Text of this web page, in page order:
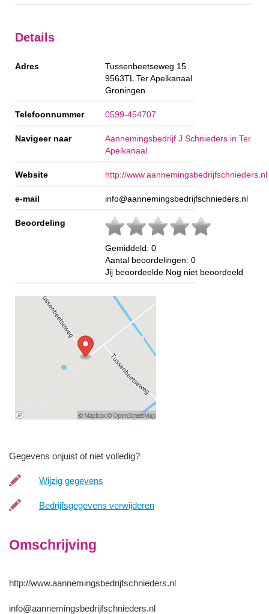
Details
Adres
Tussenbeetseweg 15
9563TL Ter Apelkanaal
Groningen
Telefoonnummer 0599-454707
Navigeer naar
Aannemingsbedrijf J Schnieders in Ter
Apelkanaal
Website http://www.aannemingsbedrijfschnieders.nl
e-mail info@aannemingsbedrijfschnieders.nl
Beoordeling
Gemiddeld: 0
Aantal beoordelingen: 0
Jij beoordeelde Nog niet beoordeeld
Gegevens onjuist of niet volledig?
Wijzig gegevens
Bedrijfsgegevens verwijderen
Omschrijving
http://www.aannemingsbedrijfschnieders.nl
info@aannemingsbedrijfschnieders.nl